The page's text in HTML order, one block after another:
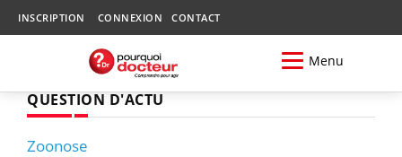
INSCRIPTION CONNEXION CONTACT
Menu
QUESTION D'ACTU
Zoonose